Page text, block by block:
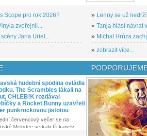
Scope pro rok 2026?
zveřejnil...
Jana Uriel...
» Lenny se už
» Tanja hlásí návrat
» Michal Hrůza
» zobrazit více...
hudební spodina ovládla
The Scrambles lákali na
CHLEB!K rozdával
a Rocket Bunny uzavřeli
punkrockovou jistotou
červencový večer se na
Melodce setkaly tři kapely...